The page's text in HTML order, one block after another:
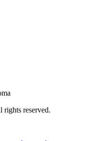
rights reserved.